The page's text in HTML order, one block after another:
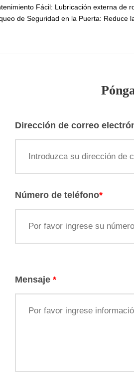
Fácil: Lubricación externa de
de Seguridad en la Puerta: Reduce
Dirección de correo
Número de teléfono*
Mensaje *